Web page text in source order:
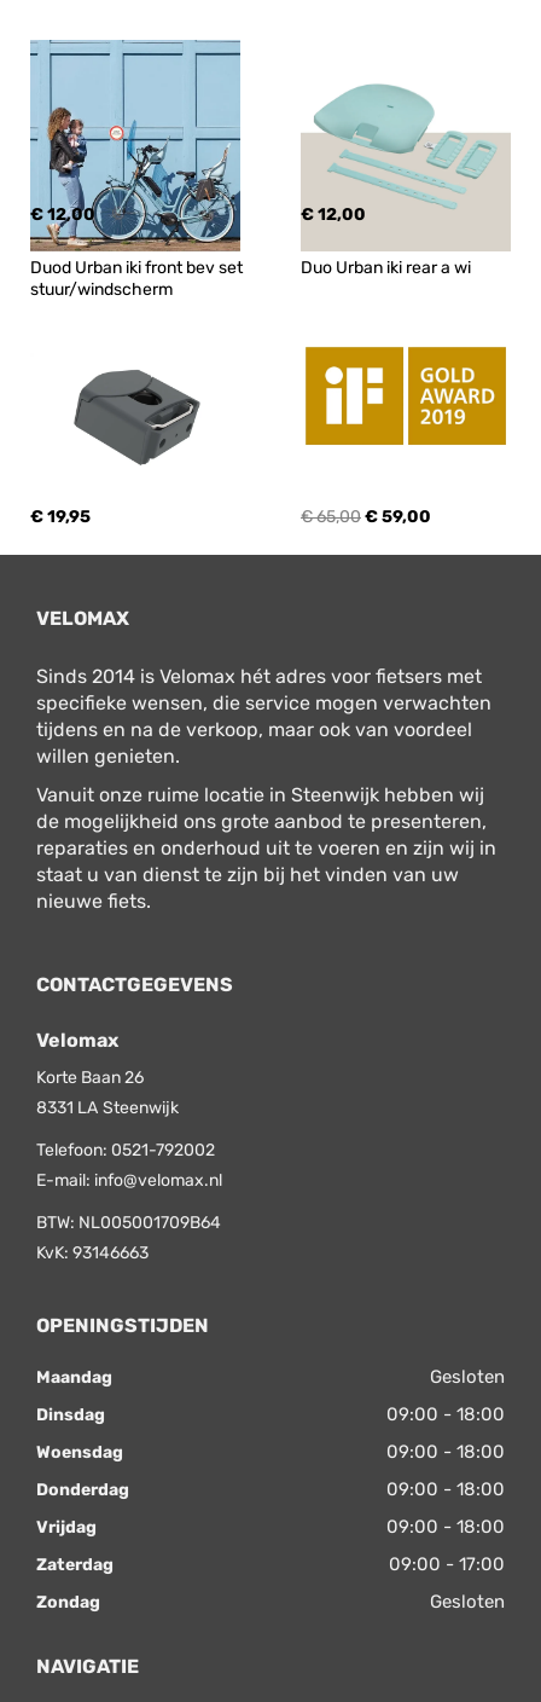
€ 12,00 € 12,00
Duod Urban iki front bev set
stuur/windscherm
€ 19,95
Duo Urban iki rear a wi
€ 65,00€ 59,00
VELOMAX
Sinds 2014 is Velomax hét adres voor fietsers met
specifieke wensen, die service mogen verwachten
tijdens en na de verkoop, maar ook van voordeel
willen genieten.
Vanuit onze ruime locatie in Steenwijk hebben wij
de mogelijkheid ons grote aanbod te presenteren,
reparaties en onderhoud uit te voeren en zijn wij in
staat u van dienst te zijn bij het vinden van uw
nieuwe fiets.
CONTACTGEGEVENS
Velomax
Korte Baan 26
8331 LA Steenwijk
Telefoon: 0521-792002
E-mail: info@velomax.nl
BTW: NL005001709B64
KvK: 93146663
OPENINGSTIJDEN
Maandag Gesloten
Dinsdag 09:00 - 18:00
Woensdag 09:00 - 18:00
Donderdag 09:00 - 18:00
Vrijdag 09:00 - 18:00
Zaterdag 09:00 - 17:00
Zondag Gesloten
NAVIGATIE